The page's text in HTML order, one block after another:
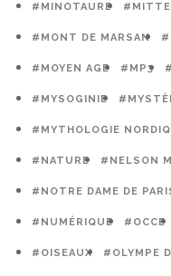
#MINOTAURE
#MONT DE MARSAN
#MOYEN AGE #MP3
#MYSOGINIE
#MYTHOLOGIE
#NATURE #NELSON
#NOTRE DAME DE
#NUMÉRIQUE #OCCE
#OISEAUX #OLYMPE